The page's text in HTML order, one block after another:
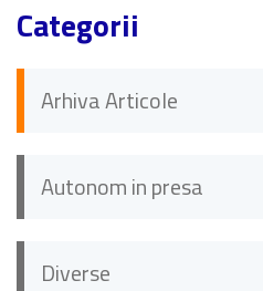
Categorii
Arhiva Articole
Autonom in presa
Diverse